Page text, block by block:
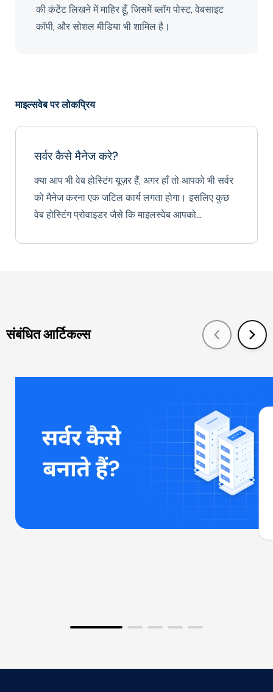
की कंटेंट लिखने में माहिर हूँ, जिसमें ब्लॉग पोस्ट, वेबसाइट
कॉपी, और सोशल मीडिया भी शामिल है।
माइल्सवेब पर लोकप्रिय
सर्वर कैसे मैनेज करे?
क्या आप भी वेब होस्टिंग यूज़र हैं, अगर हाँ तो आपको भी सर्वर
को मैनेज करना एक जटिल कार्य लगता होगा। इसलिए कुछ
वेब होस्टिंग प्रोवाइडर जैसे कि माइलस्वेब आपको…
संबंधित आर्टिकल्स